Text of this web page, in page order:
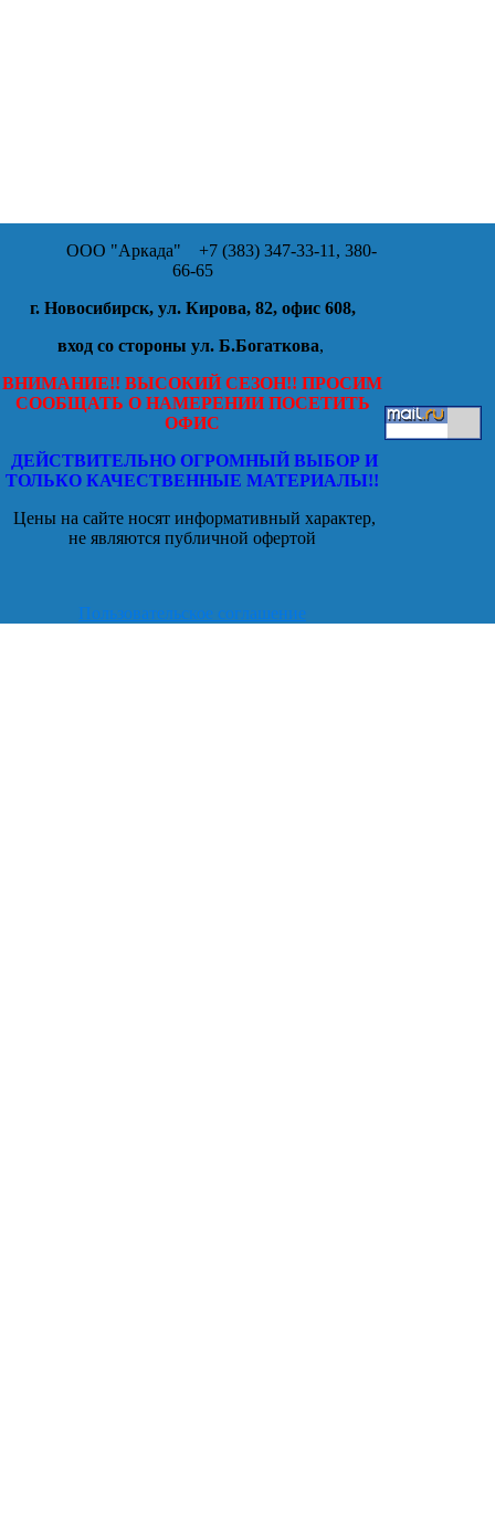
ООО "Аркада" +7 (383) 347-33-11, 380-
66-65
г. Новосибирск, ул. Кирова, 82, офис 608,
вход со стороны ул. Б.Богаткова,
ВНИМАНИЕ!! ВЫСОКИЙ СЕЗОН!! ПРОСИМ
СООБЩАТЬ О НАМЕРЕНИИ ПОСЕТИТЬ
ОФИС
ДЕЙСТВИТЕЛЬНО ОГРОМНЫЙ ВЫБОР И
ТОЛЬКО КАЧЕСТВЕННЫЕ МАТЕРИАЛЫ!!
Цены на сайте носят информативный характер,
не являются публичной офертой
Пользовательское соглашение